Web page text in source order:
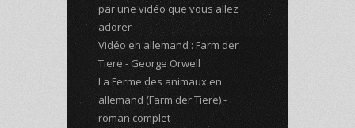
par une vidéo que vous allez
adorer
Vidéo en allemand : Farm der
Tiere - George Orwell
La Ferme des animaux en
allemand (Farm der Tiere) -
roman complet